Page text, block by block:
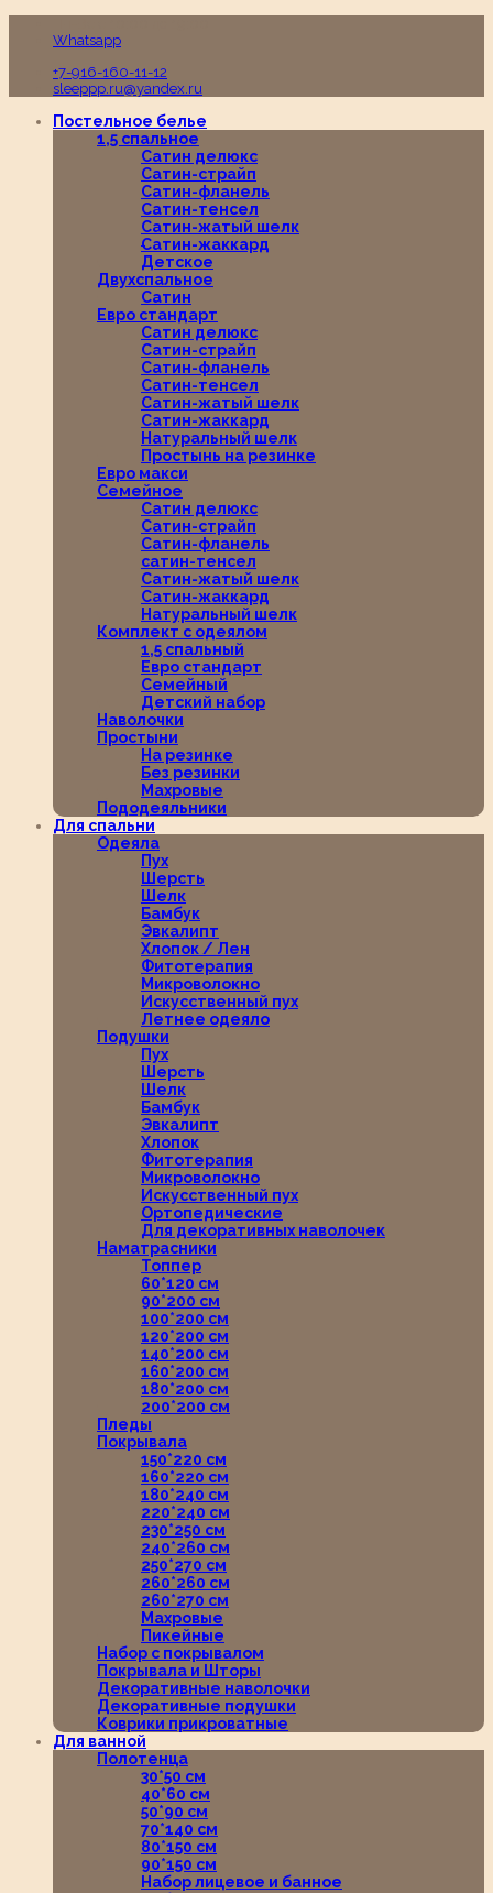
Whatsapp
+7-916-160-11-12
sleeppp.ru@yandex.ru
Постельное белье
1,5 спальное
Сатин делюкс
Сатин-страйп
Сатин-фланель
Сатин-тенсел
Сатин-жатый шелк
Сатин-жаккард
Детское
Двухспальное
Сатин
Евро стандарт
Сатин делюкс
Сатин-страйп
Сатин-фланель
Сатин-тенсел
Сатин-жатый шелк
Сатин-жаккард
Натуральный шелк
Простынь на резинке
Евро макси
Семейное
Сатин делюкс
Сатин-страйп
Сатин-фланель
сатин-тенсел
Сатин-жатый шелк
Сатин-жаккард
Натуральный шелк
Комплект с одеялом
1,5 спальный
Евро стандарт
Семейный
Детский набор
Наволочки
Простыни
На резинке
Без резинки
Махровые
Пододеяльники
Для спальни
Одеяла
Пух
Шерсть
Шелк
Бамбук
Эвкалипт
Хлопок / Лен
Фитотерапия
Микроволокно
Искусственный пух
Летнее одеяло
Подушки
Пух
Шерсть
Шелк
Бамбук
Эвкалипт
Хлопок
Фитотерапия
Микроволокно
Искусственный пух
Ортопедические
Для декоративных наволочек
Наматрасники
Топпер
60*120 см
90*200 см
100*200 см
120*200 см
140*200 см
160*200 см
180*200 см
200*200 см
Пледы
Покрывала
150*220 см
160*220 см
180*240 см
220*240 см
230*250 см
240*260 см
250*270 см
260*260 см
260*270 см
Махровые
Пикейные
Набор с покрывалом
Покрывала и Шторы
Декоративные наволочки
Декоративные подушки
Коврики прикроватные
Для ванной
Полотенца
30*50 см
40*60 см
50*90 см
70*140 см
80*150 см
90*150 см
Набор лицевое и банное